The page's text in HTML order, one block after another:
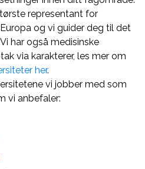
representant for
og vi guider deg til det
har også medisinske
via karakterer, les mer om
her.
vi jobber med som
vi anbefaler: